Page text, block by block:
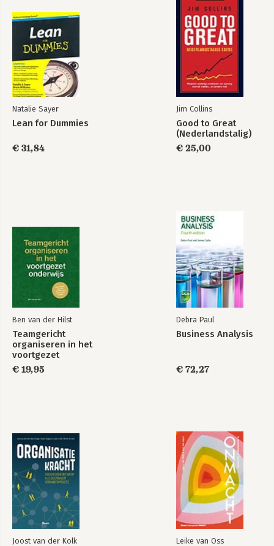
7. Hier sta je: de huidige staat in kaart brengen
8. Het verloop tekenen: value-stream maps gebruiken
9. In de juiste richting stromen: Lean-projecten en kaizen
Deel 4: De Lean-gereedschapskist
10. Klant- en waardestroom hulpmiddelen
11. Flow- en pullhulpmiddelen
12. Perfectiehulpmiddelen
13. Management gereedschappen
14. Lean binnen de onderneming
18. Tien valkuilen
19. Tien plaatsen om hulp te vinden
Verklarende woordenlijst
Index
Natalie Sayer
Lean for Dummies
€ 31,84
Jim Collins
Good to Great
(Nederlandstalig)
€ 25,00
Ben van der Hilst
Teamgericht
organiseren in het
voortgezet
onderwijs
€ 19,95
Debra Paul
Business Analysis
€ 72,27
Joost van der Kolk Leike van Oss